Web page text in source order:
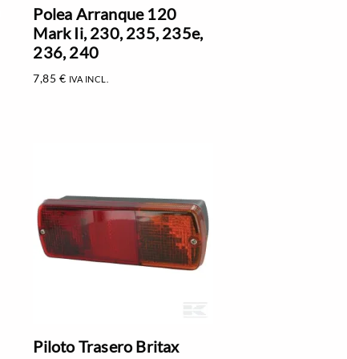
Polea Arranque 120
Mark Ii, 230, 235, 235e,
236, 240
7,85 € IVA INCL.
Piloto Trasero Britax